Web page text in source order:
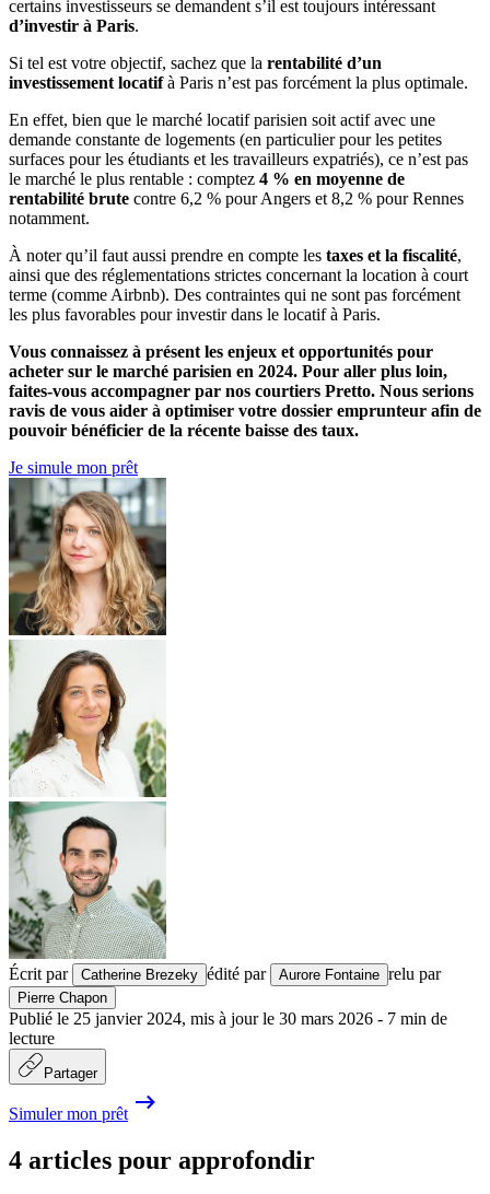
certains investisseurs se demandent s’il est toujours intéressant
d’investir à Paris.
Si tel est votre objectif, sachez que la rentabilité d’un
investissement locatifà Paris n’est pas forcément la plus optimale.
En effet, bien que le marché locatif parisien soit actif avec une
demande constante de logements (en particulier pour les petites
surfaces pour les étudiants et les travailleurs expatriés), ce n’est pas
le marché le plus rentable : comptez 4 % en moyenne de
rentabilité brute contre 6,2 % pour Angers et 8,2 % pour Rennes
notamment.
À noter qu’il faut aussi prendre en compte les taxes et la fiscalité,
ainsi que des réglementations strictes concernant la location à court
terme (comme Airbnb). Des contraintes qui ne sont pas forcément
les plus favorables pour investir dans le locatif à Paris.
Vous connaissez à présent les enjeux et opportunités pour
acheter sur le marché parisien en 2024. Pour aller plus loin,
faites-vous accompagner par nos courtiers Pretto. Nous serions
ravis de vous aider à optimiser votre dossier emprunteur afin de
pouvoir bénéficier de la récente baisse des taux.
Je simule mon prêt
Écrit par Catherine Brezeky édité par Aurore Fontaine relu par
Pierre Chapon
Publié le 25 janvier 2024, mis à jour le 30 mars 2026 - 7 min de
lecture
Partager
Simuler mon prêt
4 articles pour approfondir